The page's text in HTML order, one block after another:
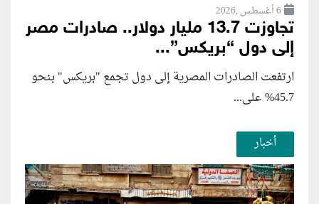
6 أغسطس ,2026
تجاوزت 13.7 مليار دولار.. صادرات مصر
إلى دول “بريكس”...
ارتفعت الصادرات المصرية إلى دول تجمع "بريكس" بنحو
45.7% على...
أخبار